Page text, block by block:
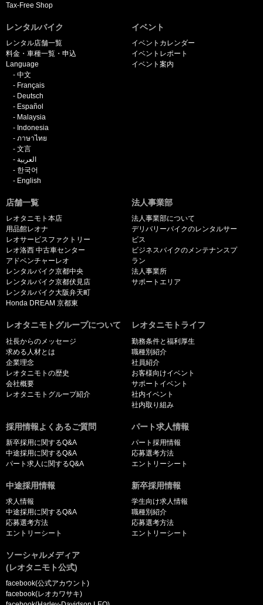
Tax-Free Shop
レンタルバイク
レンタル店舗一覧
料金・車種一覧・申込
Language
中文
Français
Deutsch
Español
Malaysia
Indonesia
ภาษาไทย
文言
العربية
한국어
English
イベント
イベントカレンダー
イベントレポート
イベント案内
店舗一覧
レオタニモト本店
用品館レオナ
レオサービスファクトリー
レオ洛西 中古車センター
アドベンチャーレオ
レンタルバイク京都中央
レンタルバイク京都伏見店
レンタルバイク大阪弁天町
Honda DREAM 京都東
法人事業部
法人事業部について
デリバリーバイクのレンタルサー
ビス
ビジネスバイクのメンテナンスプ
ラン
法人事業所
サポートエリア
レオタニモトグループについて
社長からのメッセージ
求める人材とは
企業理念
レオタニモトの歴史
会社概要
レオタニモトグループ紹介
レオタニモトライフ
勤務条件と福利厚生
職種別紹介
社員紹介
お客様向けイベント
サポートイベント
社内イベント
社内取り組み
採用情報よくあるご質問
新卒採用に関するQ&A
中途採用に関するQ&A
パート求人に関するQ&A
パート求人情報
パート採用情報
応募選考方法
エントリーシート
中途採用情報
求人情報
中途採用に関するQ&A
応募選考方法
エントリーシート
新卒採用情報
学生向け求人情報
職種別紹介
応募選考方法
エントリーシート
ソーシャルメディア
(レオタニモト公式)
facebook(公式アカウント)
facebook(レオカワサキ)